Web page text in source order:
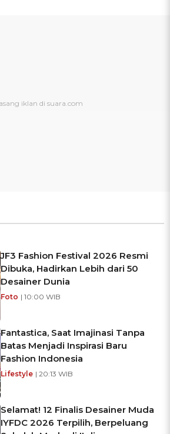
JF3 Fashion Festival 2026 Resmi
Dibuka, Hadirkan Lebih dari 50
Desainer Dunia
Foto | 10:00 WIB
Fantastica, Saat Imajinasi Tanpa
Batas Menjadi Inspirasi Baru
Fashion Indonesia
Lifestyle | 20:13 WIB
Selamat! 12 Finalis Desainer Muda
IYFDC 2026 Terpilih, Berpeluang